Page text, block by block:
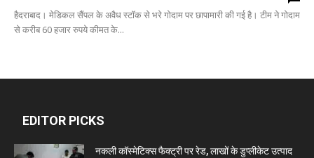
हैदराबाद। मेडिकल सैंपल के अवैध स्टॉक से भरे गोदाम पर छापामारी की गई है। टीम ने गोदाम
से करीब 60 हजार रुपये कीमत के...
EDITOR PICKS
नकली कॉस्मेटिक्स फैक्ट्री पर रेड, लाखों के डुप्लीकेट उत्पाद